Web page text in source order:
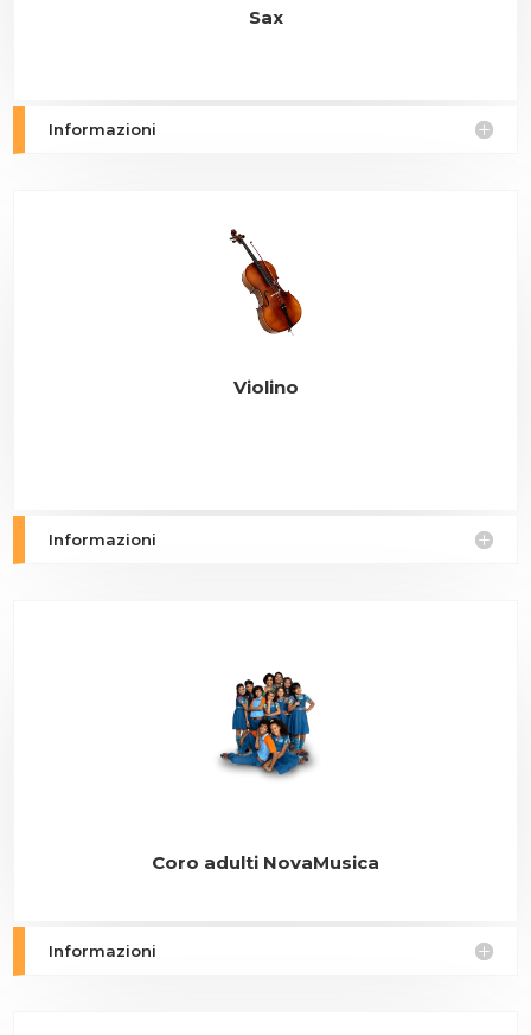
Sax
Informazioni
Violino
Informazioni
Coro adulti NovaMusica
Informazioni